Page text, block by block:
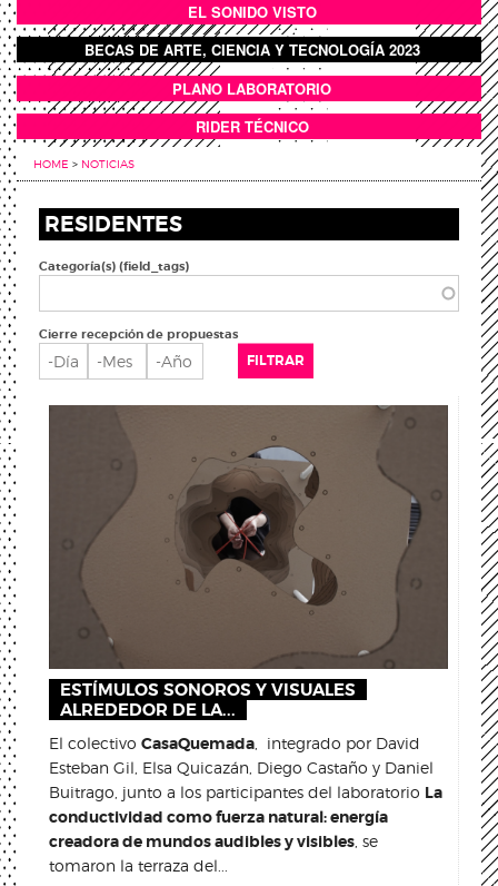
BOTÓN SONIDO VISTO
EL SONIDO VISTO
BOTON DOMO LLENO
BECAS DE ARTE, CIENCIA Y TECNOLOGÍA 2023
ANEXOS
PLANO LABORATORIO
RIDER TÉCNICO
HOME > NOTICIAS
RESIDENTES
Categoría(s) (field_tags)
Cierre recepción de propuestas
Cierre recepción de propuestas
Día Mes Año
FILTRAR
ESTÍMULOS SONOROS Y VISUALES
ALREDEDOR DE LA...
El colectivo CasaQuemada, integrado por David
Esteban Gil, Elsa Quicazán, Diego Castaño y Daniel
Buitrago, junto a los participantes del laboratorio La
conductividad como fuerza natural: energía
creadora de mundos audibles y visibles, se
tomaron la terraza del...